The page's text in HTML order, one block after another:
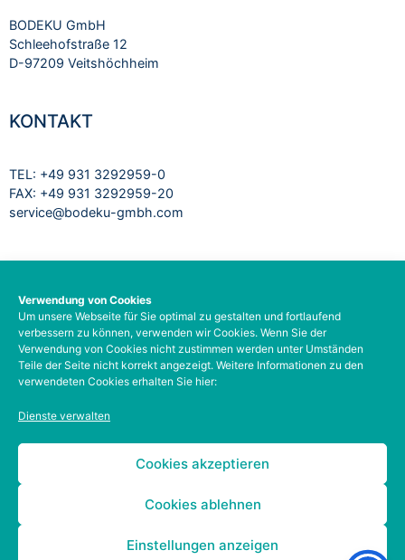
Verwendung von Cookies
Um unsere Webseite für Sie optimal zu gestalten und fortlaufend
verbessern zu können, verwenden wir Cookies. Wenn Sie der
Verwendung von Cookies nicht zustimmen werden unter Umständen
Teile der Seite nicht korrekt angezeigt. Weitere Informationen zu den
verwendeten Cookies erhalten Sie hier:
Dienste verwalten
Cookies akzeptieren
Cookies ablehnen
Einstellungen anzeigen
BODEKU GmbH
Schleehofstraße 12
D-97209 Veitshöchheim
KONTAKT
TEL: +49 931 3292959-0
FAX: +49 931 3292959-20
service@bodeku-gmbh.com
Impressum
Datenschutzbelehrung
AGB
Barrierefreiheit
Kontodetails